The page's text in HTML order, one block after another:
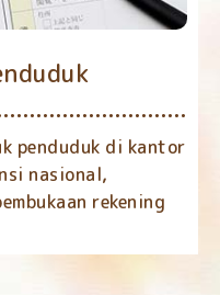
penduduk di kantor
nasional,
rekening